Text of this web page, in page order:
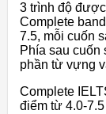
3 trình độ
Complete
7.5, mỗi cuốn
Phía sau cuốn
phần từ vựng
Complete
điểm từ 4.0-